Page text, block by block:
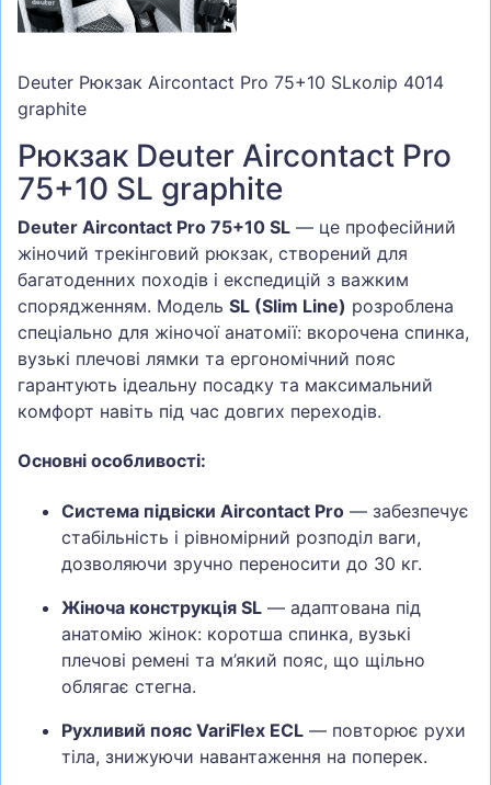
Deuter Рюкзак Aircontact Pro 75+10 SLколір 4014
graphite
Рюкзак Deuter Aircontact Pro
75+10 SL graphite
Deuter Aircontact Pro 75+10 SL — це професійний
жіночий трекінговий рюкзак, створений для
багатоденних походів і експедицій з важким
спорядженням. Модель SL (Slim Line) розроблена
спеціально для жіночої анатомії: вкорочена спинка,
вузькі плечові лямки та ергономічний пояс
гарантують ідеальну посадку та максимальний
комфорт навіть під час довгих переходів.
Основні особливості:
Система підвіски Aircontact Pro — забезпечує
стабільність і рівномірний розподіл ваги,
дозволяючи зручно переносити до 30 кг.
Жіноча конструкція SL — адаптована під
анатомію жінок: коротша спинка, вузькі
плечові ремені та м’який пояс, що щільно
облягає стегна.
Рухливий пояс VariFlex ECL — повторює рухи
тіла, знижуючи навантаження на поперек.